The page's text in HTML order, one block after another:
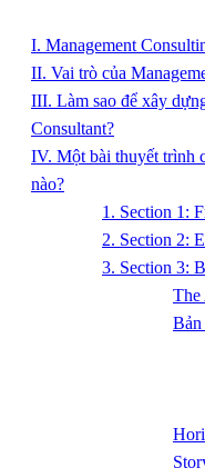
I. Management
II. Vai trò của
III. Làm sao để xây
Consultant?
IV. Một bài thuyết trình
nào?
1. Section 1:
2. Section 2:
3. Section 3:
The